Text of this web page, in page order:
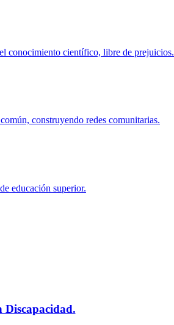
conocimiento científico, libre de prejuicios.
construyendo redes comunitarias.
educación superior.
Discapacidad.